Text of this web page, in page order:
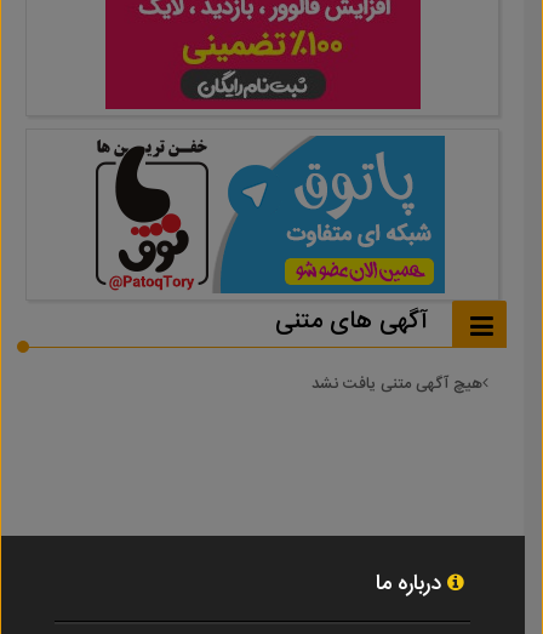
آگهی های متنی
هیچ آگهی متنی یافت نشد
درباره ما